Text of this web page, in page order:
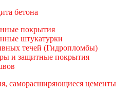
бетона
покрытия
штукатурки
течей (Гидропломбы)
и защитные покрытия
саморасширяющиеся цементы